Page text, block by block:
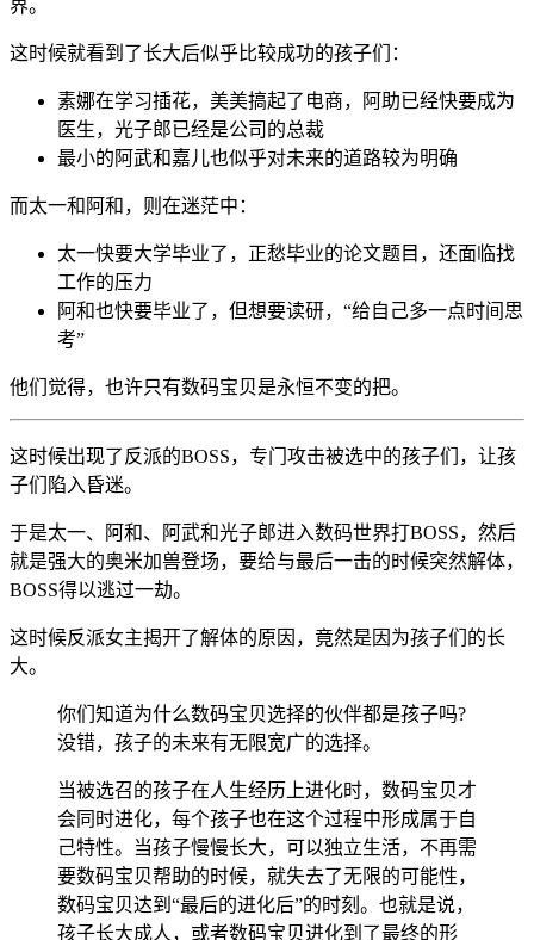
界。
这时候就看到了长大后似乎比较成功的孩子们：
素娜在学习插花，美美搞起了电商，阿助已经快要成为
医生，光子郎已经是公司的总裁
最小的阿武和嘉儿也似乎对未来的道路较为明确
而太一和阿和，则在迷茫中：
太一快要大学毕业了，正愁毕业的论文题目，还面临找
工作的压力
阿和也快要毕业了，但想要读研，“给自己多一点时间思
考”
他们觉得，也许只有数码宝贝是永恒不变的把。
这时候出现了反派的BOSS，专门攻击被选中的孩子们，让孩
子们陷入昏迷。
于是太一、阿和、阿武和光子郎进入数码世界打BOSS，然后
就是强大的奥米加兽登场，要给与最后一击的时候突然解体，
BOSS得以逃过一劫。
这时候反派女主揭开了解体的原因，竟然是因为孩子们的长
大。
你们知道为什么数码宝贝选择的伙伴都是孩子吗?
没错，孩子的未来有无限宽广的选择。
当被选召的孩子在人生经历上进化时，数码宝贝才
会同时进化，每个孩子也在这个过程中形成属于自
己特性。当孩子慢慢长大，可以独立生活，不再需
要数码宝贝帮助的时候，就失去了无限的可能性，
数码宝贝达到“最后的进化后”的时刻。也就是说，
孩子长大成人，或者数码宝贝进化到了最终的形